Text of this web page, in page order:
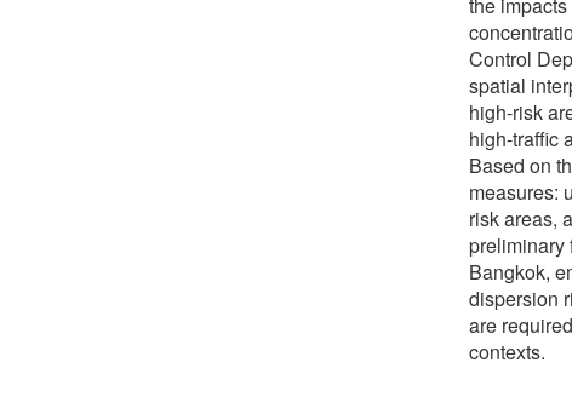
Control
spatial
high-risk
high-traffic
Based on
measures:
risk areas,
preliminary
Bangkok,
dispersion
are
contexts.